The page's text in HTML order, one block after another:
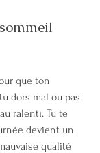
que ton
dors mal ou pas
ralenti. Tu te
devient un
qualité